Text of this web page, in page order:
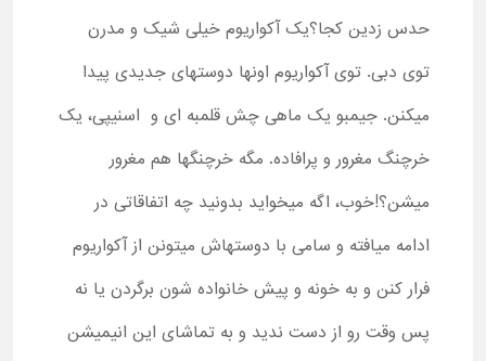
حدس زدین کجا؟یک آکواریوم خیلی شیک و مدرن
توی دبی. توی آکواریوم اونها دوستهای جدیدی پیدا
میکنن. جیمبو یک ماهی چش قلمبه ای و اسنیپی، یک
خرچنگ مغرور و پرافاده. مگه خرچنگها هم مغرور
میشن؟!خوب، اگه میخواید بدونید چه اتفاقاتی در
ادامه می­افته و سامی با دوستهاش میتونن از آکواریوم
فرار کنن و به خونه و پیش خانواده ­شون برگردن یا نه
پس وقت رو از دست ندید و به تماشای این انیمیشن